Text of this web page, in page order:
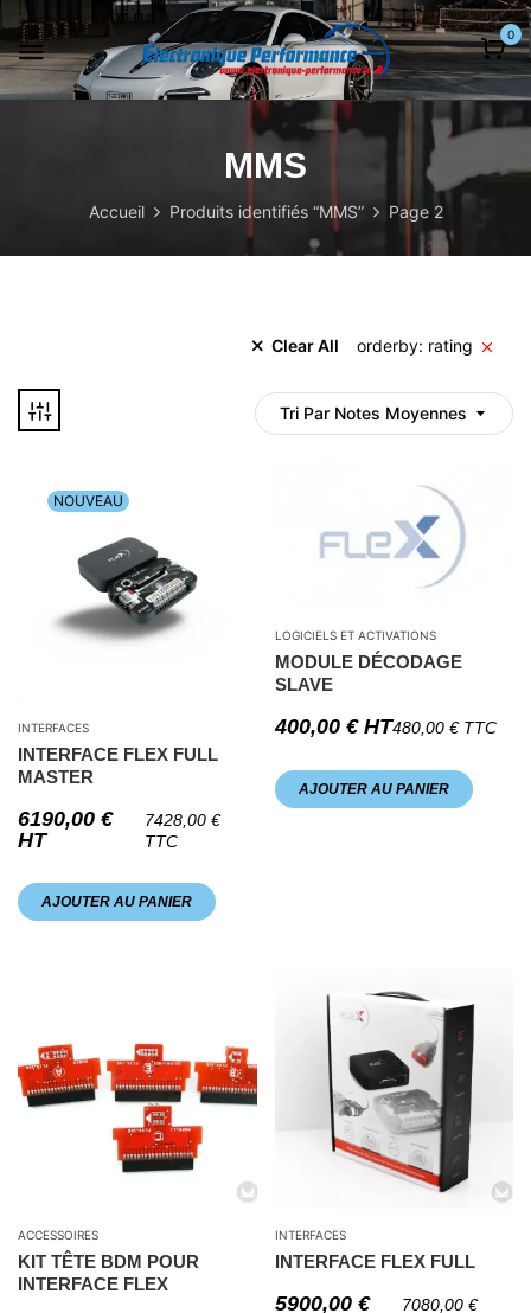
0
MMS
Accueil Produits identifiés “MMS” Page 2
Clear All orderby: rating
Tri Par Notes Moyennes
NOUVEAU
INTERFACES
INTERFACE FLEX FULL
MASTER
6190,00 €
HT
7428,00€
TTC
AJOUTER AU PANIER
LOGICIELS ET ACTIVATIONS
MODULE DÉCODAGE
SLAVE
400,00 €HT480,00 €TTC
AJOUTER AU PANIER
ACCESSOIRES
KIT TÊTE BDM POUR
INTERFACE FLEX
INTERFACES
INTERFACE FLEX FULL
5900,00 €
7080,00 €